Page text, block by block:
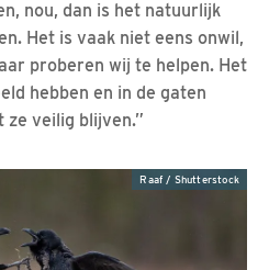
nou, dan is het natuurlijk
Het is vaak niet eens onwil,
proberen wij te helpen. Het
hebben en in de gaten
ze veilig blijven.”
Raaf / Shutterstock